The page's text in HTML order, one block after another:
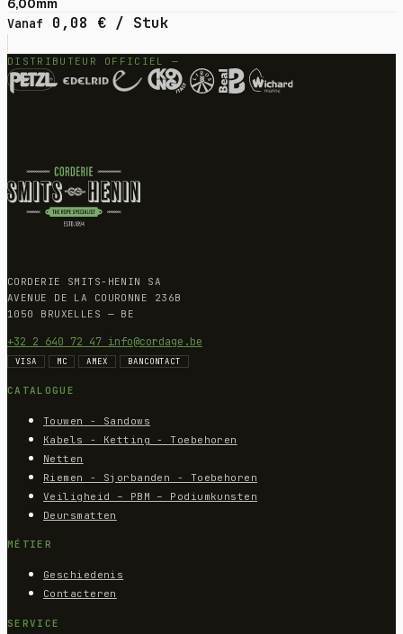
6,00mm
Vanaf
0,08 € / Stuk
DISTRIBUTEUR OFFICIEL —
CORDERIE SMITS-HENIN SA
AVENUE DE LA COURONNE 236B
1050 BRUXELLES — BE
+32 2 640 72 47 info@cordage.be
VISA MC AMEX BANCONTACT
CATALOGUE
Touwen - Sandows
Kabels - Ketting - Toebehoren
Netten
Riemen - Sjorbanden - Toebehoren
Veiligheid – PBM – Podiumkunsten
Deursmatten
MÉTIER
Geschiedenis
Contacteren
SERVICE